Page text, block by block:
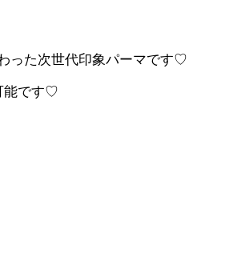
った次世代印象パーマです♡
能です♡